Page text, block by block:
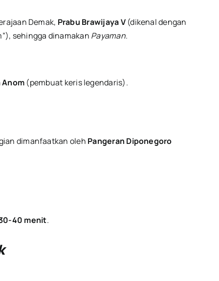
Demak, Prabu Brawijaya V(dikenal dengan
sehingga dinamakan Payaman.
Anom (pembuat keris legendaris).
dimanfaatkan oleh Pangeran Diponegoro
40 menit.